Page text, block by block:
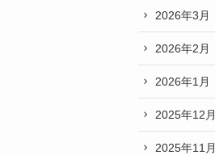
2026年3月
2026年2月
2026年1月
2025年12月
2025年11月